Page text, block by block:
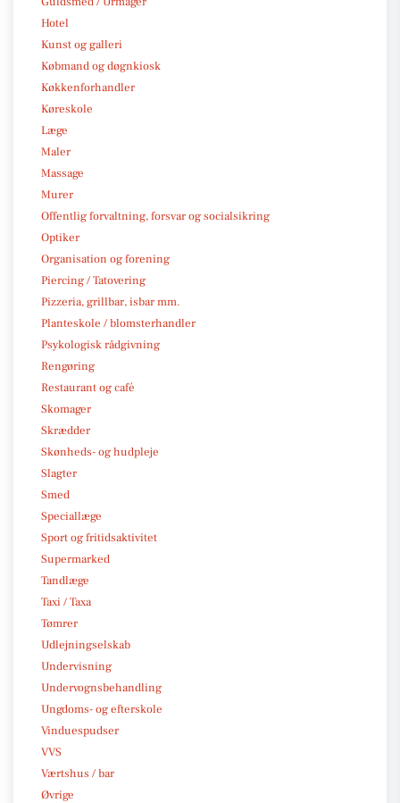
Hotel
Kunst og galleri
Købmand og døgnkiosk
Køkkenforhandler
Køreskole
Læge
Maler
Massage
Murer
Offentlig forvaltning, forsvar og socialsikring
Optiker
Organisation og forening
Piercing / Tatovering
Pizzeria, grillbar, isbar mm.
Planteskole / blomsterhandler
Psykologisk rådgivning
Rengøring
Restaurant og café
Skomager
Skrædder
Skønheds- og hudpleje
Slagter
Smed
Speciallæge
Sport og fritidsaktivitet
Supermarked
Tandlæge
Taxi / Taxa
Tømrer
Udlejningselskab
Undervisning
Undervognsbehandling
Ungdoms- og efterskole
Vinduespudser
VVS
Værtshus / bar
Øvrige